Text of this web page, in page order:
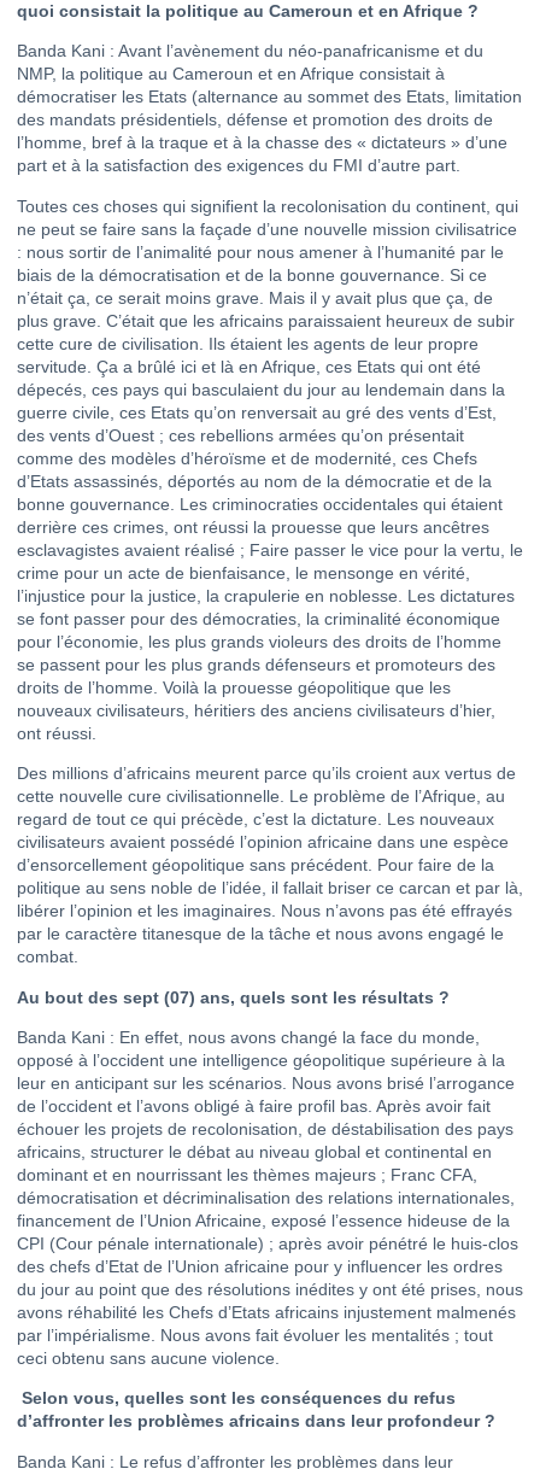
quoi consistait la politique au Cameroun et en Afrique ?
Banda Kani : Avant l’avènement du néo-panafricanisme et du
NMP, la politique au Cameroun et en Afrique consistait à
démocratiser les Etats (alternance au sommet des Etats, limitation
des mandats présidentiels, défense et promotion des droits de
l’homme, bref à la traque et à la chasse des « dictateurs » d’une
part et à la satisfaction des exigences du FMI d’autre part.
Toutes ces choses qui signifient la recolonisation du continent, qui
ne peut se faire sans la façade d’une nouvelle mission civilisatrice
: nous sortir de l’animalité pour nous amener à l’humanité par le
biais de la démocratisation et de la bonne gouvernance. Si ce
n’était ça, ce serait moins grave. Mais il y avait plus que ça, de
plus grave. C’était que les africains paraissaient heureux de subir
cette cure de civilisation. Ils étaient les agents de leur propre
servitude. Ça a brûlé ici et là en Afrique, ces Etats qui ont été
dépecés, ces pays qui basculaient du jour au lendemain dans la
guerre civile, ces Etats qu’on renversait au gré des vents d’Est,
des vents d’Ouest ; ces rebellions armées qu’on présentait
comme des modèles d’héroïsme et de modernité, ces Chefs
d’Etats assassinés, déportés au nom de la démocratie et de la
bonne gouvernance. Les criminocraties occidentales qui étaient
derrière ces crimes, ont réussi la prouesse que leurs ancêtres
esclavagistes avaient réalisé ; Faire passer le vice pour la vertu, le
crime pour un acte de bienfaisance, le mensonge en vérité,
l’injustice pour la justice, la crapulerie en noblesse. Les dictatures
se font passer pour des démocraties, la criminalité économique
pour l’économie, les plus grands violeurs des droits de l’homme
se passent pour les plus grands défenseurs et promoteurs des
droits de l’homme. Voilà la prouesse géopolitique que les
nouveaux civilisateurs, héritiers des anciens civilisateurs d’hier,
ont réussi.
Des millions d’africains meurent parce qu’ils croient aux vertus de
cette nouvelle cure civilisationnelle. Le problème de l’Afrique, au
regard de tout ce qui précède, c’est la dictature. Les nouveaux
civilisateurs avaient possédé l’opinion africaine dans une espèce
d’ensorcellement géopolitique sans précédent. Pour faire de la
politique au sens noble de l’idée, il fallait briser ce carcan et par là,
libérer l’opinion et les imaginaires. Nous n’avons pas été effrayés
par le caractère titanesque de la tâche et nous avons engagé le
combat.
Au bout des sept (07) ans, quels sont les résultats ?
Banda Kani : En effet, nous avons changé la face du monde,
opposé à l’occident une intelligence géopolitique supérieure à la
leur en anticipant sur les scénarios. Nous avons brisé l’arrogance
de l’occident et l’avons obligé à faire profil bas. Après avoir fait
échouer les projets de recolonisation, de déstabilisation des pays
africains, structurer le débat au niveau global et continental en
dominant et en nourrissant les thèmes majeurs ; Franc CFA,
démocratisation et décriminalisation des relations internationales,
financement de l’Union Africaine, exposé l’essence hideuse de la
CPI (Cour pénale internationale) ; après avoir pénétré le huis-clos
des chefs d’Etat de l’Union africaine pour y influencer les ordres
du jour au point que des résolutions inédites y ont été prises, nous
avons réhabilité les Chefs d’Etats africains injustement malmenés
par l’impérialisme. Nous avons fait évoluer les mentalités ; tout
ceci obtenu sans aucune violence.
Selon vous, quelles sont les conséquences du refus
d’affronter les problèmes africains dans leur profondeur ?
Banda Kani : Le refus d’affronter les problèmes dans leur